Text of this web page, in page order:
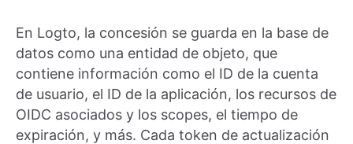
En Logto, la concesión se guarda en la base de
datos como una entidad de objeto, que
contiene información como el ID de la cuenta
de usuario, el ID de la aplicación, los recursos de
OIDC asociados y los scopes, el tiempo de
expiración, y más. Cada token de actualización